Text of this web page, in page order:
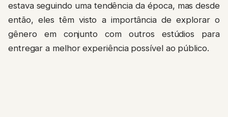
estava seguindo uma tendência da época, mas desde
então, eles têm visto a importância de explorar o
gênero em conjunto com outros estúdios para
entregar a melhor experiência possível ao público.